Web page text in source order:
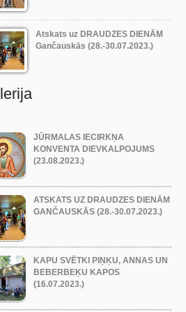
Atskats uz DRAUDZES DIENĀM
Gančauskās (28.-30.07.2023.)
JŪRMALAS IECIRKŅA
KONVENTA DIEVKALPOJUMS
(23.08.2023.)
ATSKATS UZ DRAUDZES DIENĀM
GANČAUSKĀS (28.-30.07.2023.)
KAPU SVĒTKI PIŅĶU, ANNAS UN
BEBERBEĶU KAPOS
(16.07.2023.)